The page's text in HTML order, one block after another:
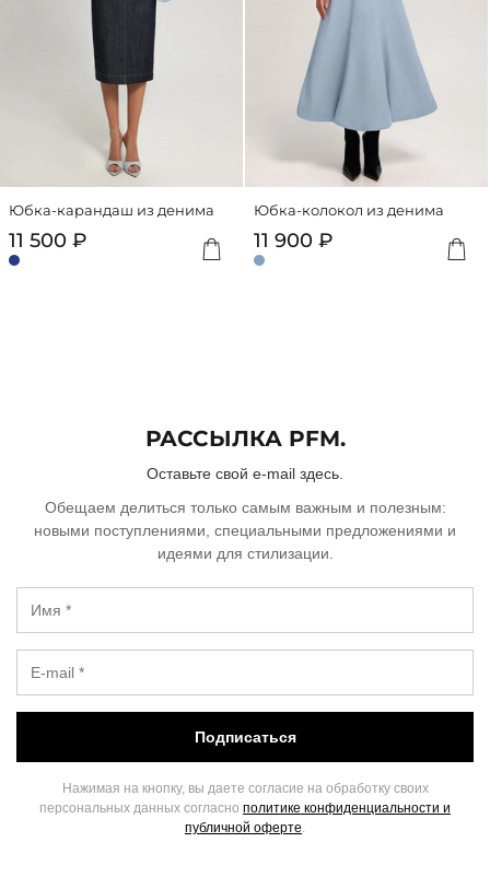
Заказ от
500 ₽ до 70
000 ₽
Подробную
информацию
можно
посмотреть
сайте
Юбка-карандаш из денима
11 500 ₽ Добавить
Юбка-колокол из денима
11 900 ₽
РАССЫЛКА PFM.
Оставьте свой e-mail здесь.
Обещаем делиться только самым важным и полезным:
новыми поступлениями, специальными предложениями и
идеями для стилизации.
Подписаться
Нажимая на кнопку, вы даете согласие на обработку своих
персональных данных согласно политике конфиденциальности и
публичной оферте